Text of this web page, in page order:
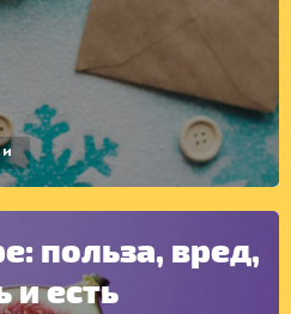
польза, вред,
и есть